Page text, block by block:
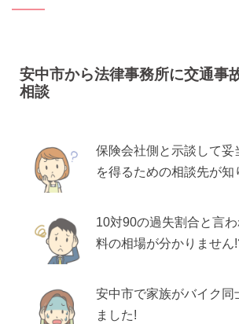
安中市から法律事務所に交通事
相談
保険会社側と示談して妥
を得るための相談先が知
10対90の過失割合と言
料の相場が分かりません
安中市で家族がバイク同
ました!